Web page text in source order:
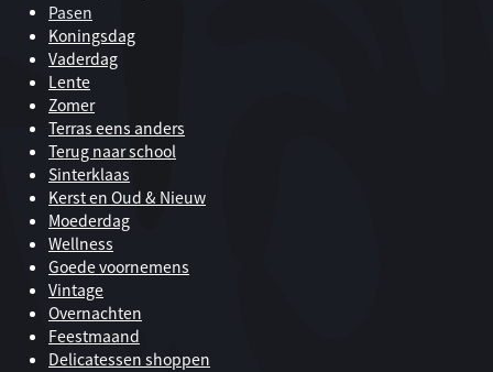
Pasen
Koningsdag
Vaderdag
Lente
Zomer
Terras eens anders
Terug naar school
Sinterklaas
Kerst en Oud & Nieuw
Moederdag
Wellness
Goede voornemens
Vintage
Overnachten
Feestmaand
Delicatessen shoppen